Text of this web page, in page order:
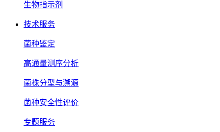
生物指示剂
技术服务
菌种鉴定
高通量测序分析
菌株分型与溯源
菌种安全性评价
专题服务